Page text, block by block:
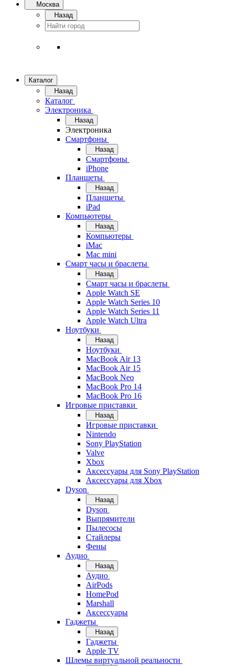
Москва
Назад
Каталог
Назад
Каталог
Электроника
Назад
Электроника
Смартфоны
Назад
Смартфоны
iPhone
Планшеты
Назад
Планшеты
iPad
Компьютеры
Назад
Компьютеры
iMac
Mac mini
Смарт часы и браслеты
Назад
Смарт часы и браслеты
Apple Watch SE
Apple Watch Series 10
Apple Watch Series 11
Apple Watch Ultra
Ноутбуки
Назад
Ноутбуки
MacBook Air 13
MacBook Air 15
MacBook Neo
MacBook Pro 14
MacBook Pro 16
Игровые приставки
Назад
Игровые приставки
Nintendo
Sony PlayStation
Valve
Xbox
Аксессуары для Sony PlayStation
Аксессуары для Xbox
Dyson
Назад
Dyson
Выпрямители
Пылесосы
Стайлеры
Фены
Аудио
Назад
Аудио
AirPods
HomePod
Marshall
Аксессуары
Гаджеты
Назад
Гаджеты
Apple TV
Шлемы виртуальной реальности